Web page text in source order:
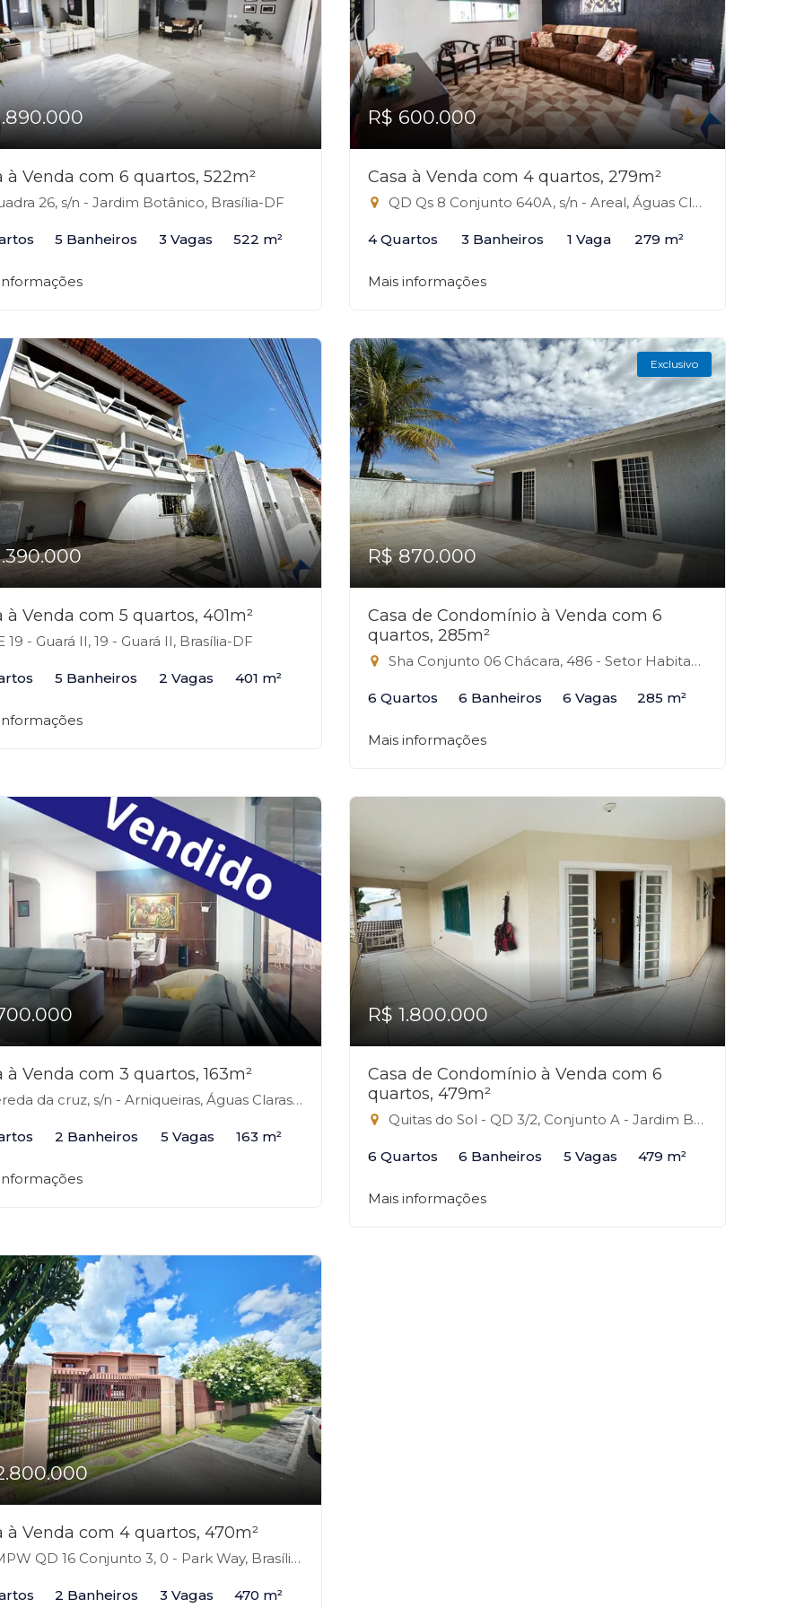
à Venda com 6 quartos, 522m²
26, s/n - Jardim Botânico, Brasília-DF
5 Banheiros 3 Vagas 522 m²
R$ 600.000
Casa à Venda com 4 quartos, 279m²
QD Qs 8 Conjunto 640A, s/n - Areal, Águas Claras-DF
4 Quartos 3 Banheiros 1 Vaga 279 m²
Mais informações
à Venda com 5 quartos, 401m²
19 - Guará II, 19 - Guará II, Brasília-DF
5 Banheiros 2 Vagas 401 m²
Exclusivo
R$ 870.000
Casa de Condomínio à Venda com 6
quartos, 285m²
Sha Conjunto 06 Chácara, 486 - Setor Habitacional Arniqueira, Brasília-DF
6 Quartos 6 Banheiros 6 Vagas 285 m²
Mais informações
à Venda com 3 quartos, 163m²
da cruz, s/n - Arniqueiras, Águas Claras-DF
2 Banheiros 5 Vagas 163 m²
R$ 1.800.000
Casa de Condomínio à Venda com 6
quartos, 479m²
Quitas do Sol - QD 3/2, Conjunto A - Jardim Botânico, Brasília-DF
6 Quartos 6 Banheiros 5 Vagas 479 m²
Mais informações
à Venda com 4 quartos, 470m²
QD 16 Conjunto 3, 0 - Park Way, Brasília-DF
2 Banheiros 3 Vagas 470 m²